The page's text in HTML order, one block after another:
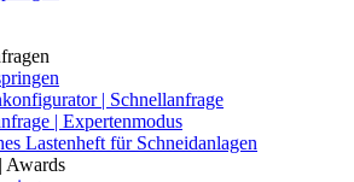
| Schnellanfrage
| Expertenmodus
Lastenheft für Schneidanlagen
Awards